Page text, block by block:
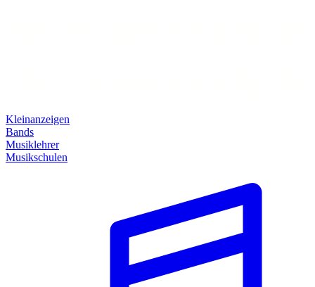
Kleinanzeigen
Bands
Musiklehrer
Musikschulen